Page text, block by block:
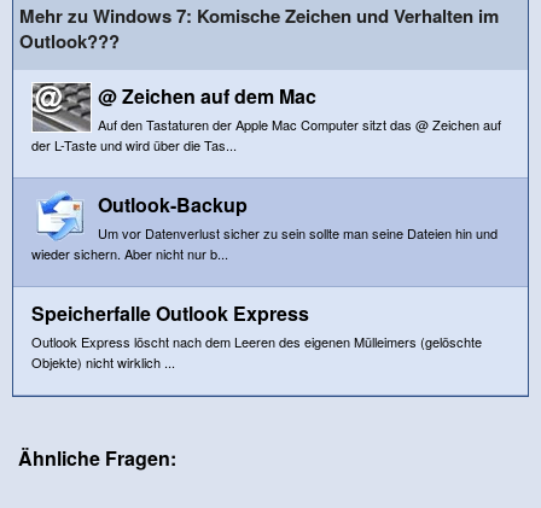
Mehr zu Windows 7: Komische Zeichen und Verhalten im
Outlook???
@ Zeichen auf dem Mac
Auf den Tastaturen der Apple Mac Computer sitzt das @ Zeichen auf
der L-Taste und wird über die Tas...
Outlook-Backup
Um vor Datenverlust sicher zu sein sollte man seine Dateien hin und
wieder sichern. Aber nicht nur b...
Speicherfalle Outlook Express
Outlook Express löscht nach dem Leeren des eigenen Mülleimers (gelöschte
Objekte) nicht wirklich ...
Ähnliche Fragen: